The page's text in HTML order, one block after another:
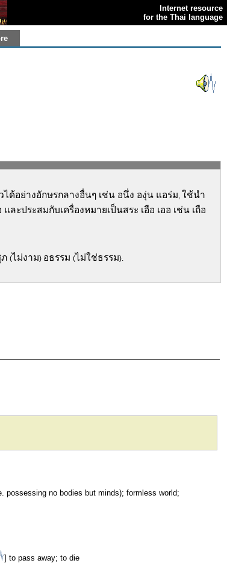
Internet resource
for the Thai language
ด้อย่างอักษรกลางอื่นๆ เช่น อนึ่ง องุ่น แอร่ม, ใช้นำ
ละประสมกับเครื่องหมายเป็นสระ เอือ เออ เช่น เถือ
ภ (ไม่งาม) อธรรม (ไม่ใช่ธรรม).
possessing no bodies but minds); formless world;
] to pass away; to die